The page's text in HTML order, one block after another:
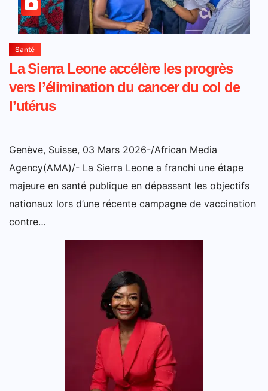
Santé
La Sierra Leone accélère les progrès
vers l’élimination du cancer du col de
l’utérus
Genève, Suisse, 03 Mars 2026-/African Media
Agency(AMA)/- La Sierra Leone a franchi une étape
majeure en santé publique en dépassant les objectifs
nationaux lors d’une récente campagne de vaccination
contre…